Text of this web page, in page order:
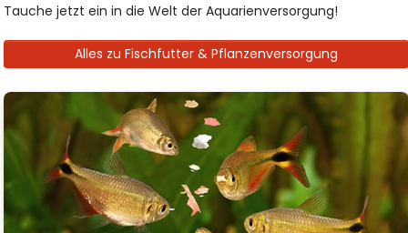
Tauche jetzt ein in die Welt der Aquarienversorgung!
Alles zu Fischfutter & Pflanzenversorgung